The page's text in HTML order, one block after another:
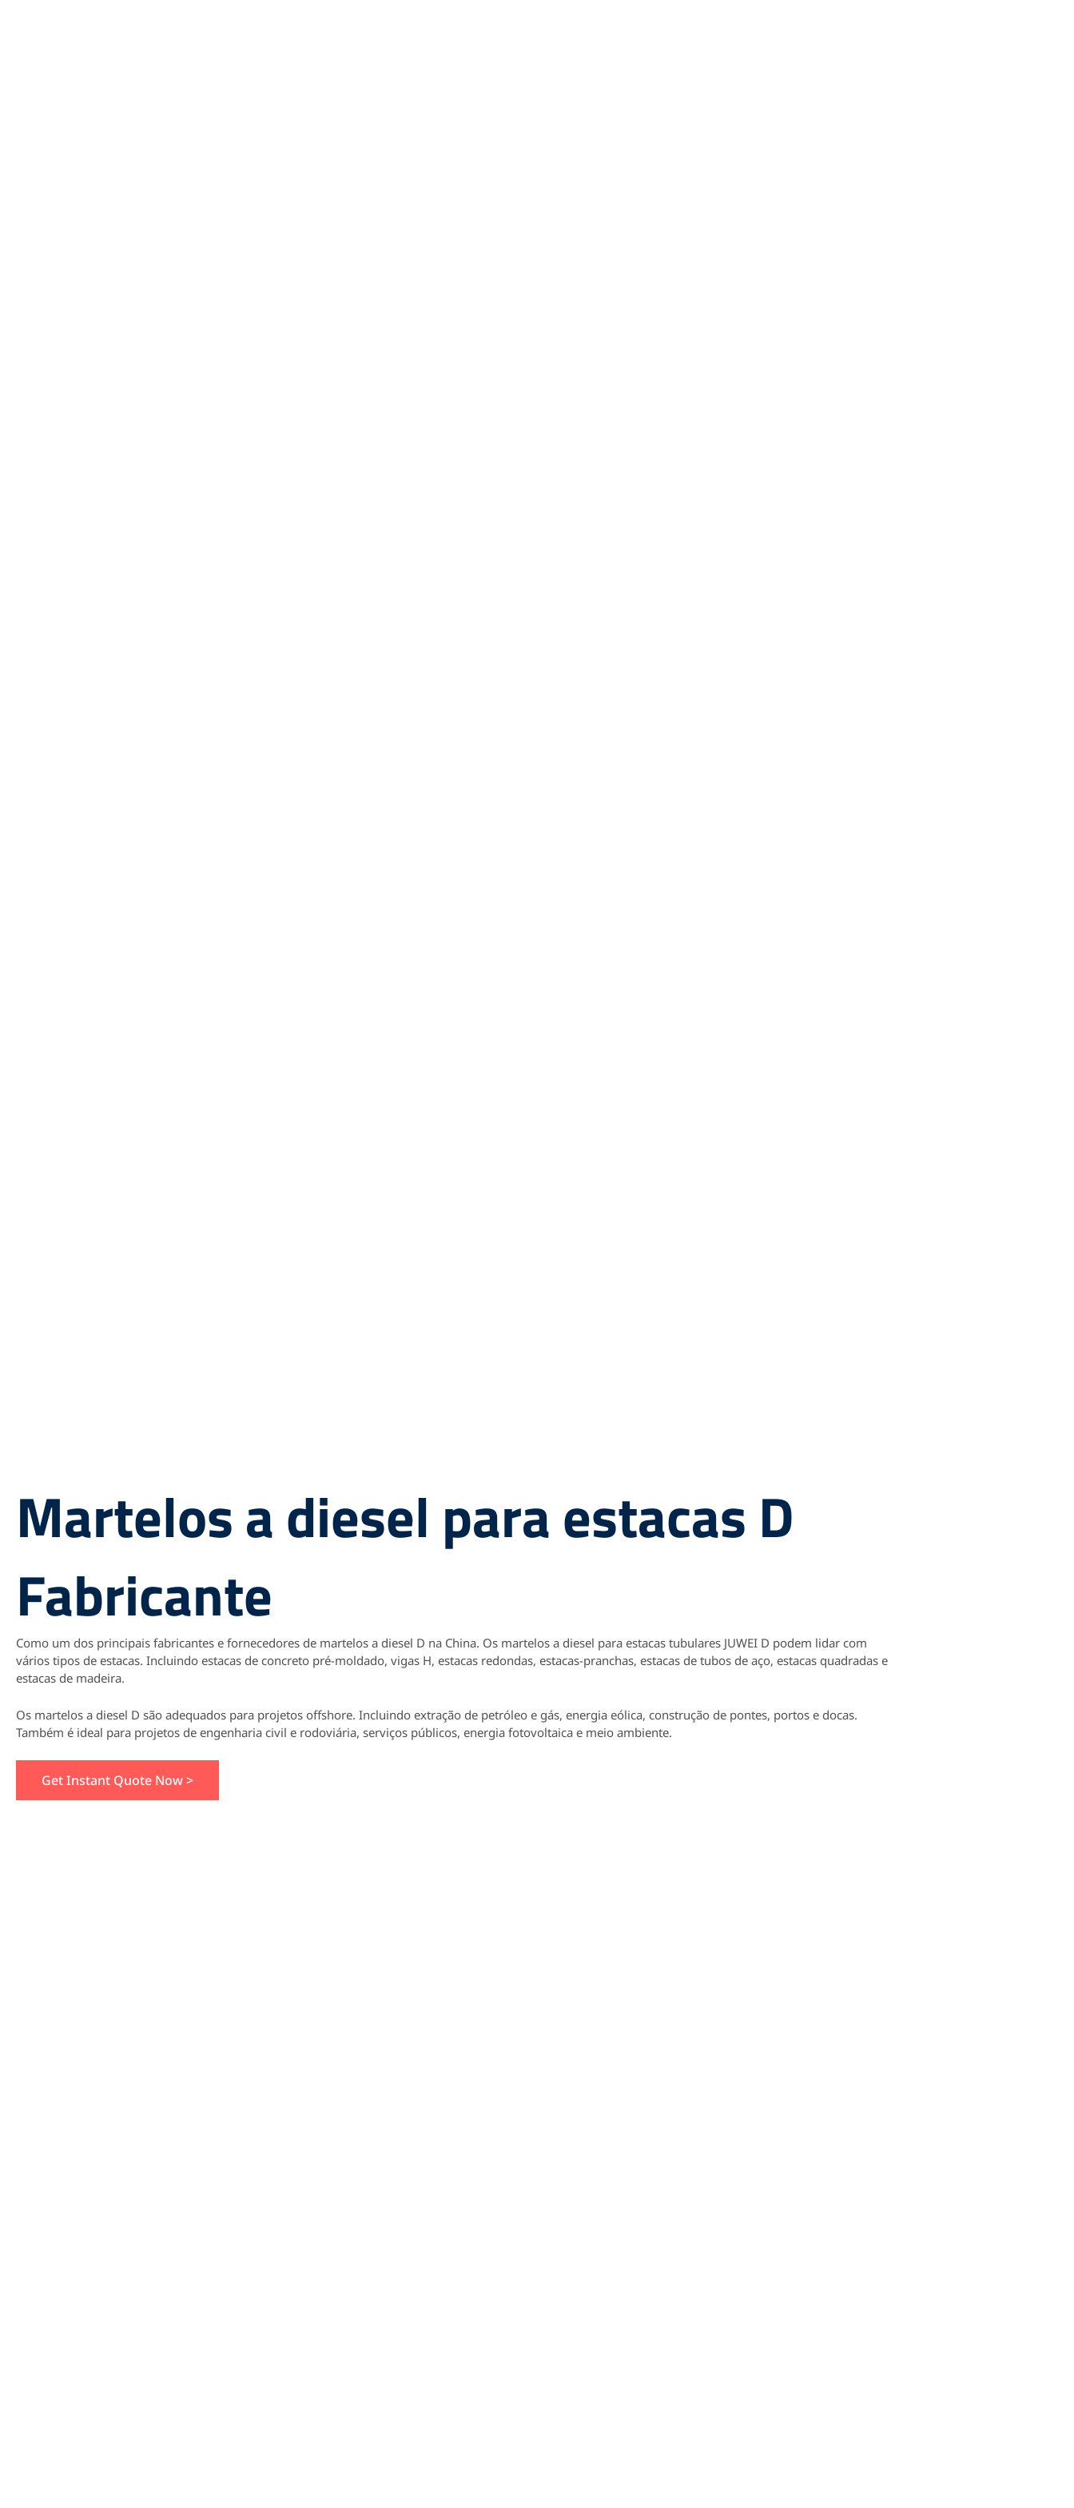
Martelos a diesel para estacas D
Fabricante
Como um dos principais fabricantes e fornecedores de martelos a diesel D na China. Os martelos a diesel para estacas tubulares JUWEI D podem lidar com
vários tipos de estacas. Incluindo estacas de concreto pré-moldado, vigas H, estacas redondas, estacas-pranchas, estacas de tubos de aço, estacas quadradas e
estacas de madeira.
Os martelos a diesel D são adequados para projetos offshore. Incluindo extração de petróleo e gás, energia eólica, construção de pontes, portos e docas.
Também é ideal para projetos de engenharia civil e rodoviária, serviços públicos, energia fotovoltaica e meio ambiente.
Get Instant Quote Now >